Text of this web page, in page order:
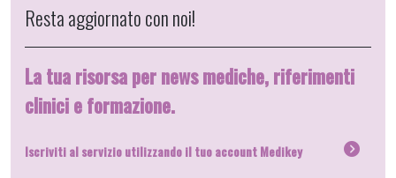
Resta aggiornato con noi!
La tua risorsa per news mediche, riferimenti
clinici e formazione.
Iscriviti al servizio utilizzando il tuo account Medikey